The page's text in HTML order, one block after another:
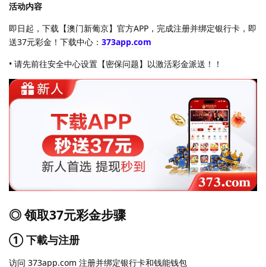
活动内容
即日起，下载【澳门新葡京】官方APP，完成注册并绑定银行卡，即
送37元彩金！下载中心： 373app.com
• 请先前往安全中心设置【密保问题】以激活彩金派送！！
◎ 领取37元彩金步骤
① 下載与注册
访问 373app.com 注册并绑定银行卡和钱能钱包